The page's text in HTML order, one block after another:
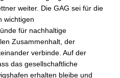
weiter. Die GAG sei für die
wichtigen
für nachhaltige
Zusammenhalt, der
verbinde. Auf der
das gesellschaftliche
erhalten bleibe und